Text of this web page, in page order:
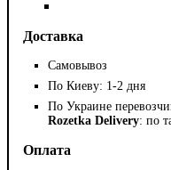
Доставка
Самовывоз
По Киеву: 1-2 дня
По Украине
Rozetka Delivery: по
Оплата